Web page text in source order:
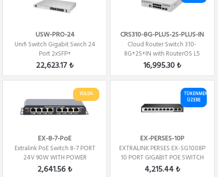
USW-PRO-24
Unifi Switch Gigabit Swich 24
Port 2xSFP+
22,623.17 ₺
CRS310-8G-PLUS-2S-PLUS-IN
Cloud Router Switch 310-
8G+2S+IN with RouterOS L5
license
16,995.30 ₺
YOLDA
EX-8-7-PoE
Extralink PoE Switch 8-7 PORT
24V 90W WITH POWER
ADAPTER 24V 2.5A
2,641.56 ₺
TÜKENMEK
ÜZERE
EX-PERSES-10P
EXTRALINK PERSES EX-SG1008P
10 PORT GIGABIT POE SWITCH
(8X PORT PO...
4,215.44 ₺